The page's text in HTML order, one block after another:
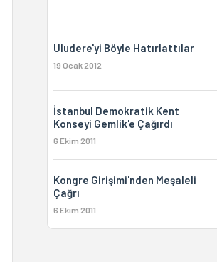
Uludere'yi Böyle Hatırlattılar
19 Ocak 2012
İstanbul Demokratik Kent
Konseyi Gemlik'e Çağırdı
6 Ekim 2011
Kongre Girişimi'nden Meşaleli
Çağrı
6 Ekim 2011